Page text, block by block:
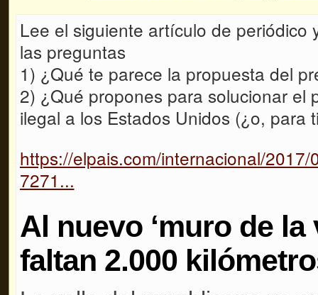
Lee el siguiente artículo de periódico
las preguntas
1) ¿Qué te parece la propuesta del
2) ¿Qué propones para solucionar el
ilegal a los Estados Unidos (¿o, para
https://elpais.com/internacional/
7271...
Al nuevo ‘muro de la
faltan 2.000